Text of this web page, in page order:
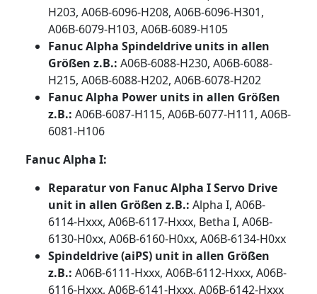
H203, A06B-6096-H208, A06B-6096-H301,
A06B-6079-H103, A06B-6089-H105
Fanuc Alpha Spindeldrive units in allen
Größen z.B.: A06B-6088-H230, A06B-6088-
H215, A06B-6088-H202, A06B-6078-H202
Fanuc Alpha Power units in allen Größen
z.B.: A06B-6087-H115, A06B-6077-H111, A06B-
6081-H106
Fanuc Alpha I:
Reparatur von Fanuc Alpha I Servo Drive
unit in allen Größen z.B.: Alpha I, A06B-
6114-Hxxx, A06B-6117-Hxxx, Betha I, A06B-
6130-H0xx, A06B-6160-H0xx, A06B-6134-H0xx
Spindeldrive (aiPS) unit in allen Größen
z.B.: A06B-6111-Hxxx, A06B-6112-Hxxx, A06B-
6116-Hxxx, A06B-6141-Hxxx, A06B-6142-Hxxx